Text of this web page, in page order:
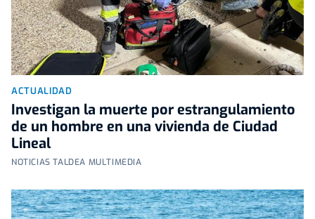
ACTUALIDAD
Investigan la muerte por estrangulamiento
de un hombre en una vivienda de Ciudad
Lineal
NOTICIAS TALDEA MULTIMEDIA